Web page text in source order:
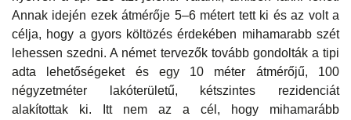
Annak idején ezek átmérője 5–6 métert tett ki és az volt a
célja, hogy a gyors költözés érdekében mihamarabb szét
lehessen szedni. A német tervezők tovább gondolták a tipi
adta lehetőségeket és egy 10 méter átmérőjű, 100
négyzetméter lakóterületű, kétszintes rezidenciát
alakítottak ki. Itt nem az a cél, hogy mihamarább